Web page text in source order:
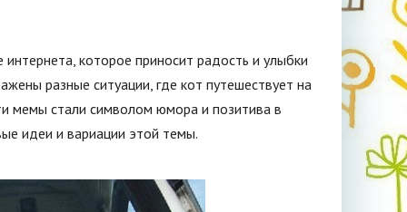
которое приносит радость и улыбки
разные ситуации, где кот путешествует на
мемы стали символом юмора и позитива в
идеи и вариации этой темы.